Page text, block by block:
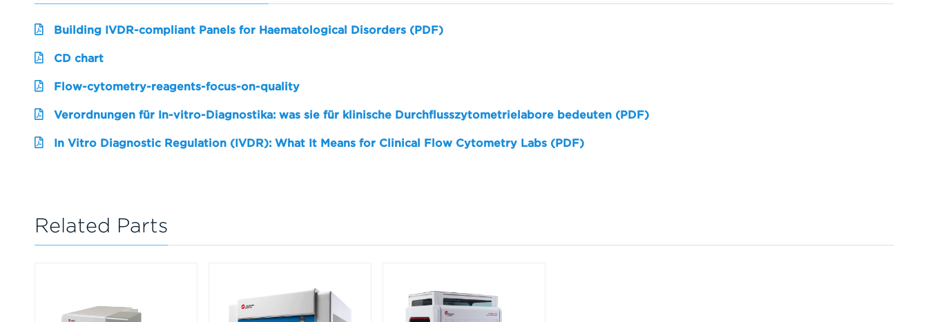
Building IVDR-compliant Panels for Haematological Disorders (PDF)
CD chart
Flow-cytometry-reagents-focus-on-quality
Verordnungen für In-vitro-Diagnostika: was sie für klinische Durchflusszytometrielabore bedeuten (PDF)
In Vitro Diagnostic Regulation (IVDR): What It Means for Clinical Flow Cytometry Labs (PDF)
Related Parts